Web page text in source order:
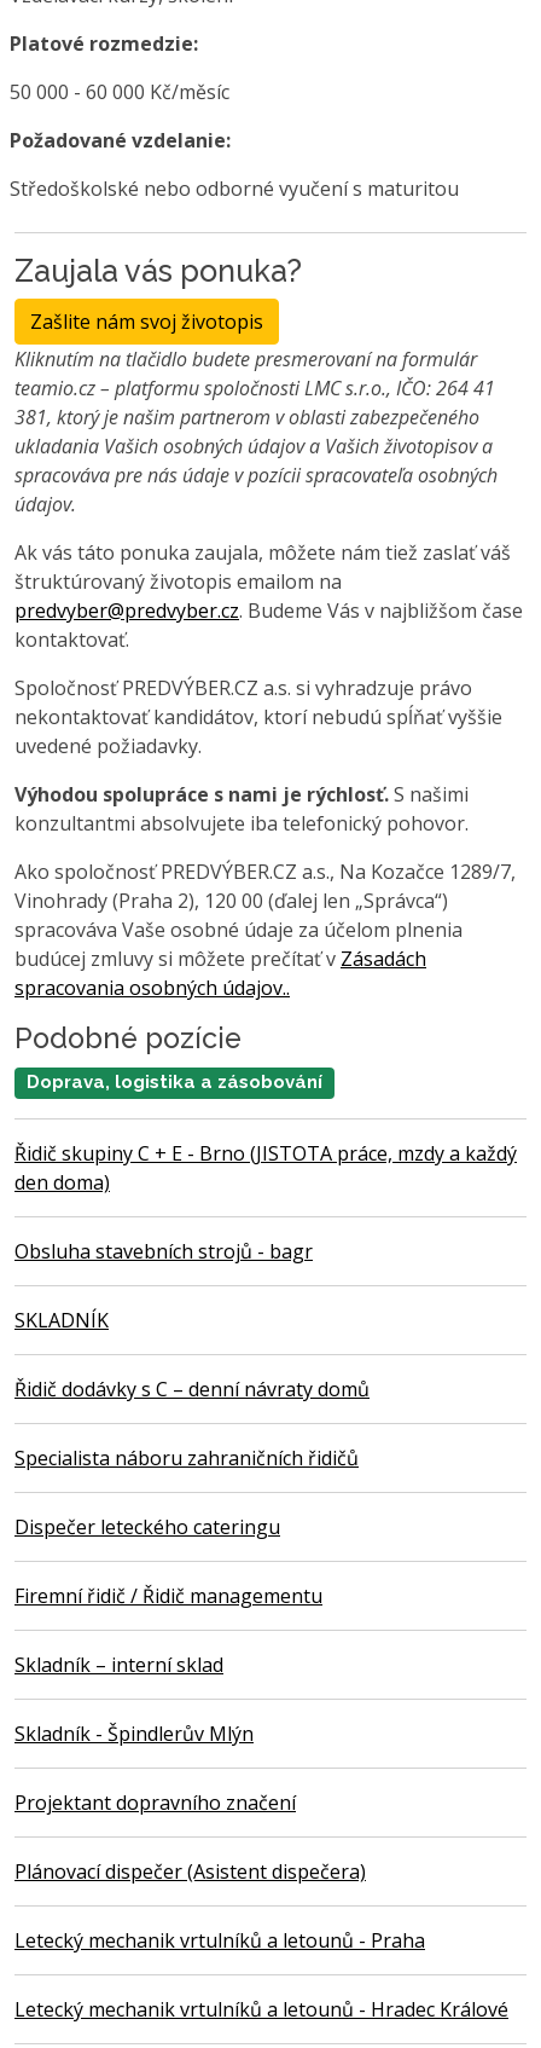
Platové rozmedzie:
50 000 - 60 000 Kč/měsíc
Požadované vzdelanie:
Středoškolské nebo odborné vyučení s maturitou
Zaujala vás ponuka?
Zašlite nám svoj životopis
Kliknutím na tlačidlo budete presmerovaní na formulár
teamio.cz – platformu spoločnosti LMC s.r.o., IČO: 264 41
381, ktorý je našim partnerom v oblasti zabezpečeného
ukladania Vašich osobných údajov a Vašich životopisov a
spracováva pre nás údaje v pozícii spracovateľa osobných
údajov.
Ak vás táto ponuka zaujala, môžete nám tiež zaslať váš
štruktúrovaný životopis emailom na
predvyber@predvyber.cz. Budeme Vás v najbližšom čase
kontaktovať.
Spoločnosť PREDVÝBER.CZ a.s. si vyhradzuje právo
nekontaktovať kandidátov, ktorí nebudú spĺňať vyššie
uvedené požiadavky.
Výhodou spolupráce s nami je rýchlosť.S našimi
konzultantmi absolvujete iba telefonický pohovor.
Ako spoločnosť PREDVÝBER.CZ a.s., Na Kozačce 1289/7,
Vinohrady (Praha 2), 120 00 (ďalej len „Správca“)
spracováva Vaše osobné údaje za účelom plnenia
budúcej zmluvy si môžete prečítať v Zásadách
spracovania osobných údajov..
Podobné pozície
Doprava, logistika a zásobování
Řidič skupiny C + E - Brno (JISTOTA práce, mzdy a každý
den doma)
Obsluha stavebních strojů - bagr
SKLADNÍK
Řidič dodávky s C – denní návraty domů
Specialista náboru zahraničních řidičů
Dispečer leteckého cateringu
Firemní řidič / Řidič managementu
Skladník – interní sklad
Skladník - Špindlerův Mlýn
Projektant dopravního značení
Plánovací dispečer (Asistent dispečera)
Letecký mechanik vrtulníků a letounů - Praha
Letecký mechanik vrtulníků a letounů - Hradec Králové